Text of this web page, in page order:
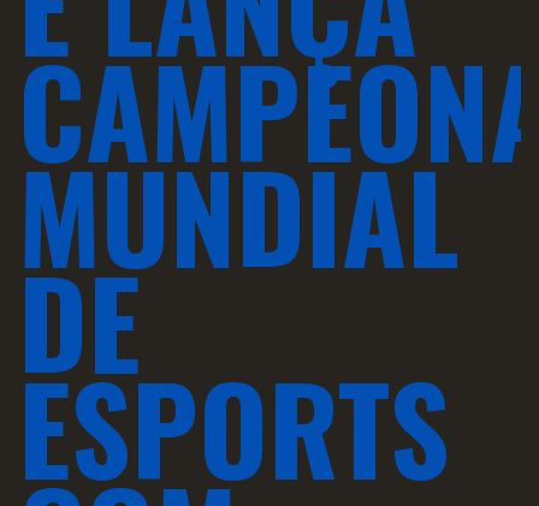
MUNDIAL
DE
ESPORTS